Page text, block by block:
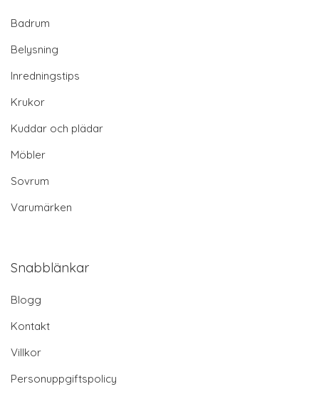
Badrum
Belysning
Inredningstips
Krukor
Kuddar och plädar
Möbler
Sovrum
Varumärken
Snabblänkar
Blogg
Kontakt
Villkor
Personuppgiftspolicy